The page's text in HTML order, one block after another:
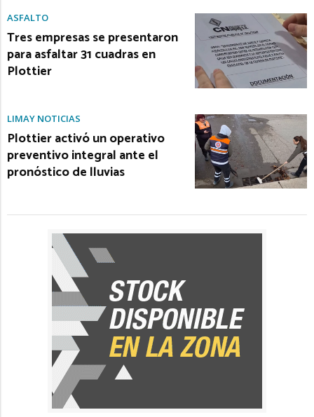
ASFALTO
Tres empresas se presentaron
para asfaltar 31 cuadras en
Plottier
LIMAY NOTICIAS
Plottier activó un operativo
preventivo integral ante el
pronóstico de lluvias